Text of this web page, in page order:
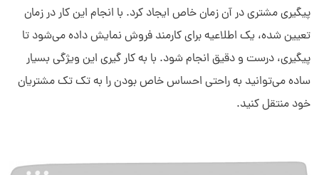
پیگیری مشتری در آن زمان خاص ایجاد کرد. با انجام این کار در زمان
تعیین شده، یک اطلاعیه برای کارمند فروش نمایش داده می‌­شود تا
پیگیری، درست و دقیق انجام شود. با به کار گیری این ویژگی بسیار
ساده می­‌توانید به راحتی احساس خاص بودن را به تک تک مشتریان
خود منتقل کنید.